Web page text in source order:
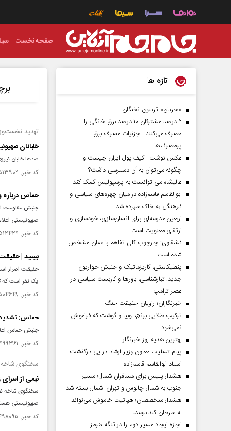
صفحه نخست
تهدید
خلبانان
صد‌ها خلبان
کد خبر: ۱۵۱۳۹۰۲ تاریخ انتشار : ۱۴۰۴/۰۵/۲۰
حماس درباره
جنبش مقاومت
صهیونیستی
کد خبر: ۱۵۱۲۴۲۴ تاریخ انتشار : ۱۴۰۴/۰۵/۰۸
ببینید |
حقیقت اصرار
یک نفر است که
کد خبر: ۱۵۰۴۶۴۸ تاریخ انتشار : ۱۴۰۴/۰۳/۰۳
حماس: تشدید
جنبش حماس
کد خبر: ۱۴۹۹۳۶۱ تاریخ انتشار : ۱۴۰۴/۰۱/۲۴
سخنگوی
نیمی از
سخنگوی شاخه
صهیونیستی
کد خبر: ۱۴۹۸۰۹۵ تاریخ انتشار : ۱۴۰۴/۰۱/۱۵
تازه ها
«جریان» تریبون نخبگان
۲ درصد مشترکان ۱۰ درصد برق خانگی را
مصرف می‌کنند | جزئیات مصرف برق
پرمصرف‌ها
عکس نوشت | کیف پول ایران چیست و
چگونه می‌توان به آن دسترسی داشت؟
عالیشاه می توانست به پرسپولیس کمک کند
ابوالقاسم قاسم‌زاده در میان چهره‌های سیاسی و
فرهنگی به خاک سپرده شد
اربعین مدرسه‌ای برای انسان‌سازی، خودسازی و
ارتقای معنویت است
قشقاوی: چارچوب کلی تفاهم با عمان مشخص
شده است
پنطیکاستی، کاریزماتیک و جنبش حواریون
جدید: تبارشناسی، باور‌ها و کاربست سیاسی در
عصر ترامپ
خبرنگاران؛ راویان حقیقت جنگ
ترکیب طلایی برنج، لوبیا و گوشت که فراموش
نمی‌شود
بهترین هدیه روز خبرنگار
پیام تسلیت معاون وزیر ارشاد در پی درگذشت
استاد ابوالقاسم قاسم‌زاده
هشدار پلیس برای مسافران شمال؛ مسیر
جنوب به شمال چالوس و تهران–شمال بسته شد
هشدار متخصصان؛ هپاتیت خاموش می‌تواند
به سرطان کبد برسد!
اجازه ایجاد مسیر دوم را در تنگه هرمز